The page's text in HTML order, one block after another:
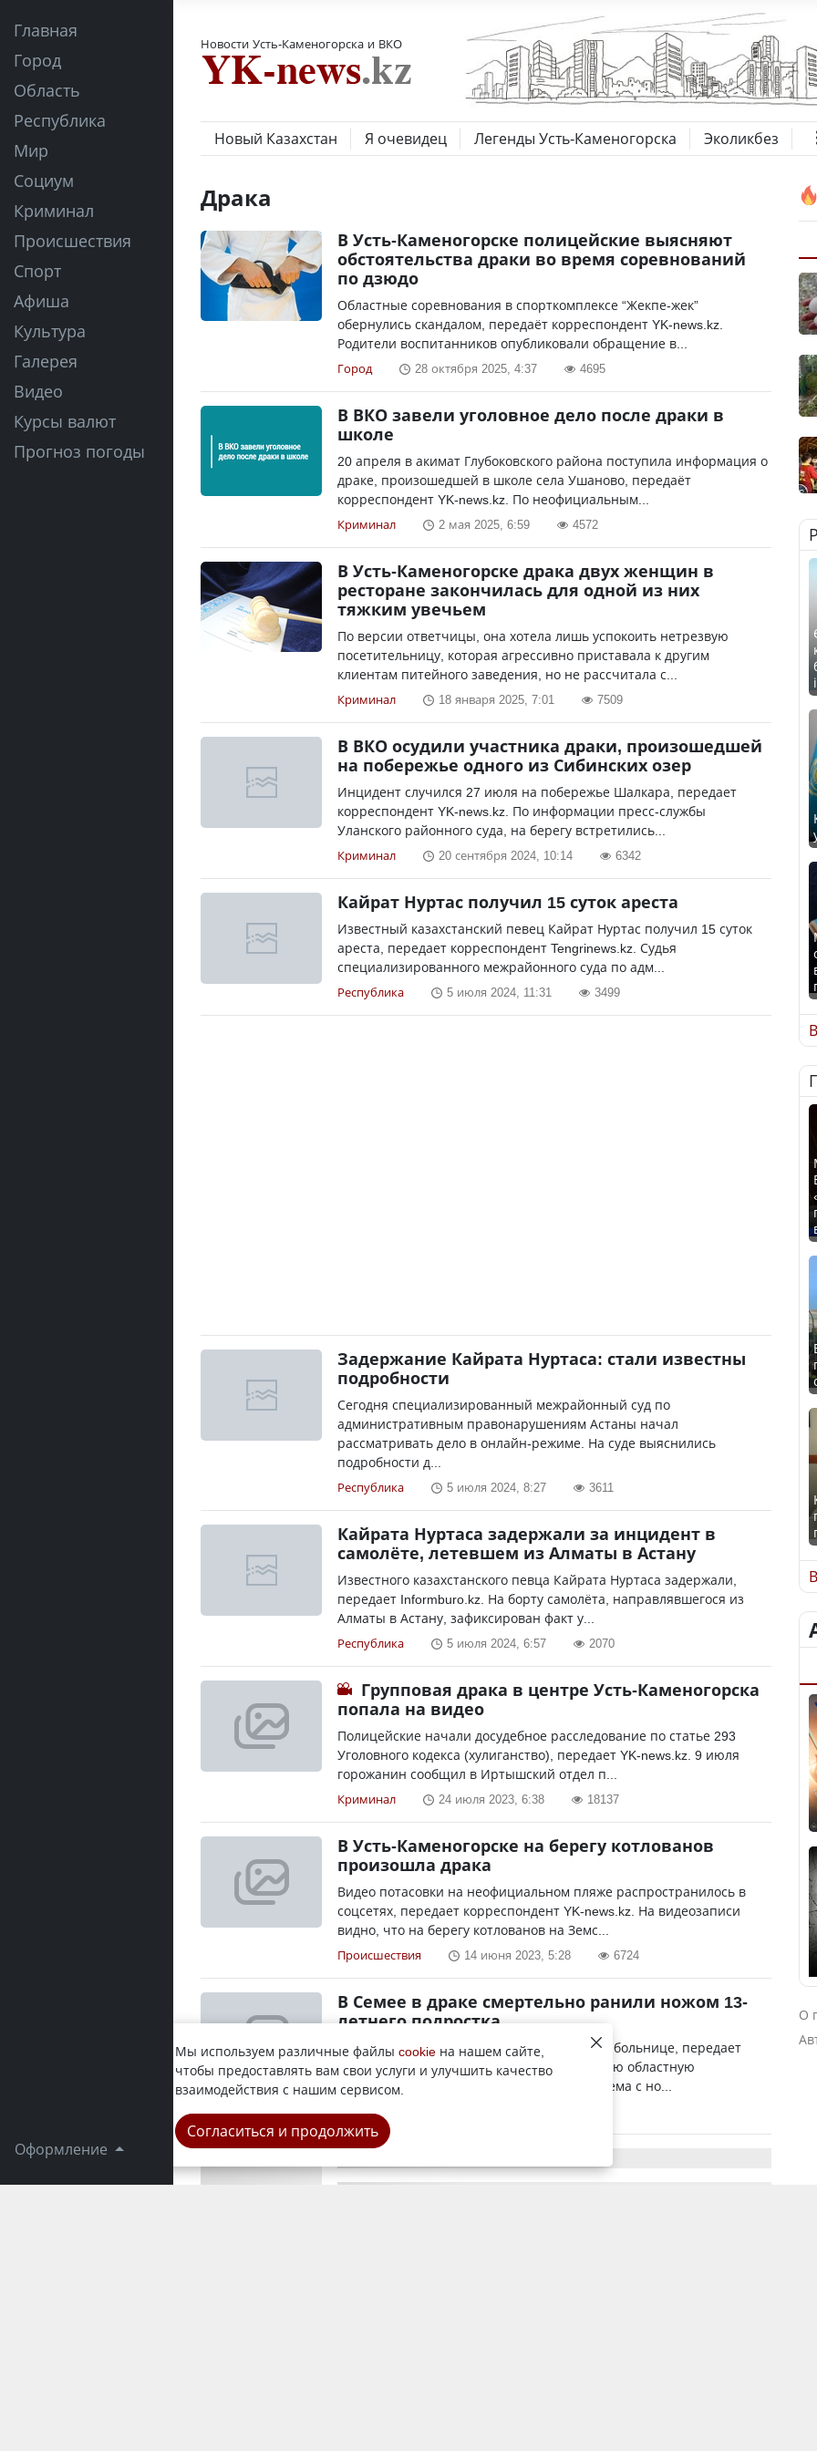
Главная
Город
Область
Республика
Мир
Социум
Криминал
Происшествия
Спорт
Афиша
Культура
Галерея
Видео
Курсы валют
Прогноз погоды
Оформление
Новости Усть-Каменогорска и ВКО
Новый Казахстан Я очевидец Легенды Усть-Каменогорска Эколикбез
Драка
В Усть-Каменогорске полицейские выясняют
обстоятельства драки во время соревнований
по дзюдо
Областные соревнования в спорткомплексе “Жекпе-жек”
обернулись скандалом, передаёт корреспондент YK-news.kz.
Родители воспитанников опубликовали обращение в...
Город 28 октября 2025, 4:37 4695
В ВКО завели уголовное дело после драки в
школе
20 апреля в акимат Глубоковского района поступила информация о
драке, произошедшей в школе села Ушаново, передаёт
корреспондент YK-news.kz. По неофициальным...
Криминал 2 мая 2025, 6:59 4572
В Усть-Каменогорске драка двух женщин в
ресторане закончилась для одной из них
тяжким увечьем
По версии ответчицы, она хотела лишь успокоить нетрезвую
посетительницу, которая агрессивно приставала к другим
клиентам питейного заведения, но не рассчитала с...
Криминал 18 января 2025, 7:01 7509
В ВКО осудили участника драки, произошедшей
на побережье одного из Сибинских озер
Инцидент случился 27 июля на побережье Шалкара, передает
корреспондент YK-news.kz. По информации пресс-службы
Уланского районного суда, на берегу встретились...
Криминал 20 сентября 2024, 10:14 6342
Кайрат Нуртас получил 15 суток ареста
Известный казахстанский певец Кайрат Нуртас получил 15 суток
ареста, передает корреспондент Tengrinews.kz. Судья
специализированного межрайонного суда по адм...
Республика 5 июля 2024, 11:31 3499
Задержание Кайрата Нуртаса: стали известны
подробности
Сегодня специализированный межрайонный суд по
административным правонарушениям Астаны начал
рассматривать дело в онлайн-режиме. На суде выяснились
подробности д...
Республика 5 июля 2024, 8:27 3611
Кайрата Нуртаса задержали за инцидент в
самолёте, летевшем из Алматы в Астану
Известного казахстанского певца Кайрата Нуртаса задержали,
передает Informburo.kz. На борту самолёта, направлявшегося из
Алматы в Астану, зафиксирован факт у...
Республика 5 июля 2024, 6:57 2070
Групповая драка в центре Усть-Каменогорска
попала на видео
Полицейские начали досудебное расследование по статье 293
Уголовного кодекса (хулиганство), передает YK-news.kz. 9 июля
горожанин сообщил в Иртышский отдел п...
Криминал 24 июля 2023, 6:38 18137
В Усть-Каменогорске на берегу котлованов
произошла драка
Видео потасовки на неофициальном пляже распространилось в
соцсетях, передает корреспондент YK-news.kz. На видеозаписи
видно, что на берегу котлованов на Земс...
Происшествия 14 июня 2023, 5:28 6724
В Семее в драке смертельно ранили ножом 13-
летнего подростка
Несовершеннолетний скончался в детской больнице, передает
корреспондент YK-news.kz. 6 июня в детскую областную
клиническую больницу с территории водоема с но...
Криминал
О
Мы используем различные файлы cookie на нашем сайте,
чтобы предоставлять вам свои услуги и улучшить качество
взаимодействия с нашим сервисом.
Согласиться и продолжить